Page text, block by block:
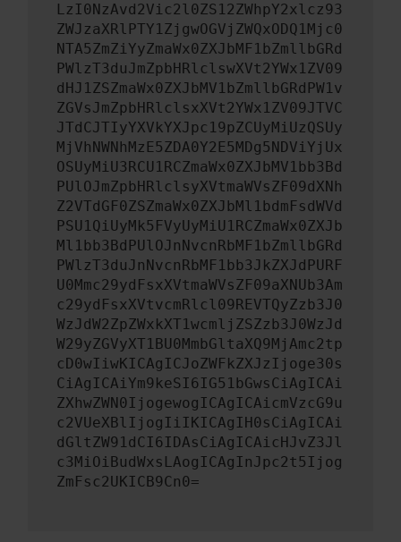
LzI0NzAvd2Vic2l0ZS12ZWhpY2xlcz93
ZWJzaXRlPTY1ZjgwOGVjZWQxODQ1Mjc0
NTA5ZmZiYyZmaWx0ZXJbMF1bZmllbGRd
PWlzT3duJmZpbHRlclswXVt2YWx1ZV09
dHJ1ZSZmaWx0ZXJbMV1bZmllbGRdPW1v
ZGVsJmZpbHRlclsxXVt2YWx1ZV09JTVC
JTdCJTIyYXVkYXJpc19pZCUyMiUzQSUy
MjVhNWNhMzE5ZDA0Y2E5MDg5NDViYjUx
OSUyMiU3RCU1RCZmaWx0ZXJbMV1bb3Bd
PUlOJmZpbHRlclsyXVtmaWVsZF09dXNh
Z2VTdGF0ZSZmaWx0ZXJbMl1bdmFsdWVd
PSU1QiUyMk5FVyUyMiU1RCZmaWx0ZXJb
Ml1bb3BdPUlOJnNvcnRbMF1bZmllbGRd
PWlzT3duJnNvcnRbMF1bb3JkZXJdPURF
U0Mmc29ydFsxXVtmaWVsZF09aXNUb3Am
c29ydFsxXVtvcmRlcl09REVTQyZzb3J0
WzJdW2ZpZWxkXT1wcmljZSZzb3J0WzJd
W29yZGVyXT1BU0MmbGltaXQ9MjAmc2tp
cD0wIiwKICAgICJoZWFkZXJzIjoge30s
CiAgICAiYm9keSI6IG51bGwsCiAgICAi
ZXhwZWN0IjogewogICAgICAicmVzcG9u
c2VUeXBlIjogIiIKICAgIH0sCiAgICAi
dGltZW91dCI6IDAsCiAgICAicHJvZ3Jl
c3MiOiBudWxsLAogICAgInJpc2t5Ijog
ZmFsc2UKICB9Cn0=